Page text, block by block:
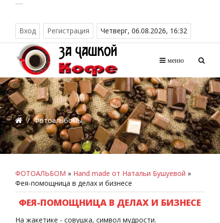
Вход Регистрация Четверг, 06.08.2026, 16:32
меню
/ Фотоальбомы
ФОТОАЛЬБОМ » Hand made от Натальи Бушуевой »
Фея-помощница в делах и бизнесе
ФЕЯ-ПОМОЩНИЦА В ДЕЛАХ И БИЗНЕСЕ
На жакетике - совушка, символ мудрости.